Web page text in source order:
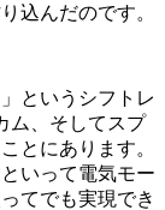
込んだのです。
というシフトレ
ム、そしてスプ
とにあります。
いって電気モー
てでも実現でき